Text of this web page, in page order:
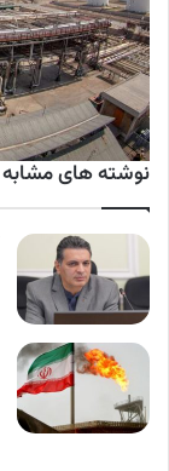
نوشته های مشابه